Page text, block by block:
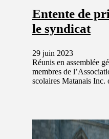
Entente de
le syndicat
29 juin 2023
Réunis en assemblée
membres de
scolaires Matanais